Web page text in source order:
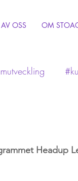
AV OSS OM
Headup